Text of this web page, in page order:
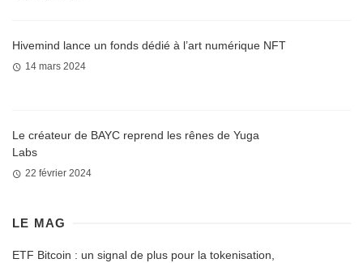
Hivemind lance un fonds dédié à l’art numérique NFT
14 mars 2024
Le créateur de BAYC reprend les rênes de Yuga
Labs
22 février 2024
LE MAG
ETF Bitcoin : un signal de plus pour la tokenisation,